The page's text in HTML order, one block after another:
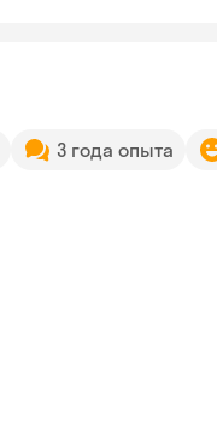
3 года опыта